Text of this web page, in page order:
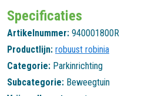
Specificaties
Artikelnummer: 940001800R
Productlijn: robuust robinia
Categorie: Parkinrichting
Subcategorie: Beweegtuin